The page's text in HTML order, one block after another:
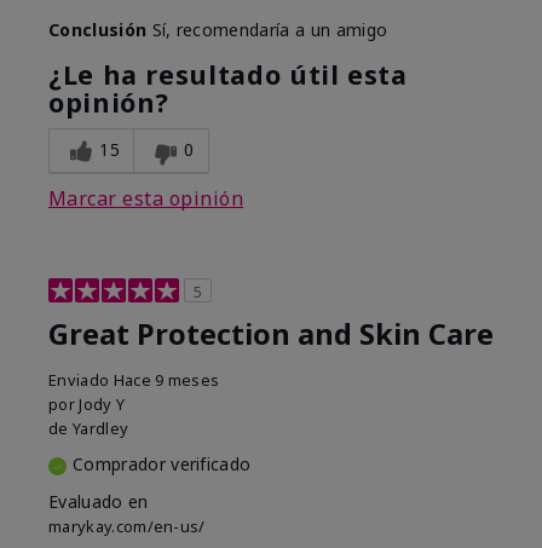
Conclusión Sí, recomendaría a un amigo
¿Le ha resultado útil esta
opinión?
15 0
Marcar esta opinión
5
Great Protection and Skin Care
Enviado Hace 9 meses
por Jody Y
de Yardley
Comprador verificado
Evaluado en
marykay.com/en-us/